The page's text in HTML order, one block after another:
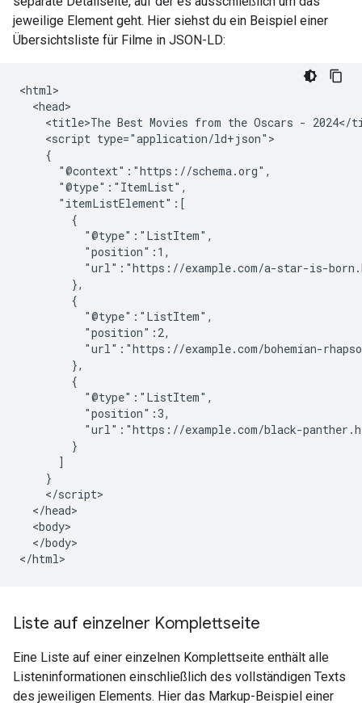
jeweilige Element geht. Hier siehst du ein Beispiel einer
Übersichtsliste für Filme in JSON-LD:
<html>
  <head>
<title>The Best Movies from the Oscars - 2024</
    <script type="application/ld+json">
    {
      "@context":"https://schema.org",
      "@type":"ItemList",
      "itemListElement":[
        {
          "@type":"ListItem",
          "position":1,
"url":"https://example.com/a-star-is-
        },
        {
          "@type":"ListItem",
          "position":2,
"url":"https://example.com/bohemian-
        },
        {
          "@type":"ListItem",
          "position":3,
"url":"https://example.com/black-
        }
      ]
    }
    </script>
  </head>
  <body>
  </body>
</html>
Liste auf einzelner Komplettseite
Eine Liste auf einer einzelnen Komplettseite enthält alle
Listeninformationen einschließlich des vollständigen Texts
des jeweiligen Elements. Hier das Markup-Beispiel einer